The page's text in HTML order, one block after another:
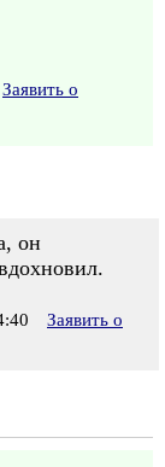
Заявить о
он
Заявить о